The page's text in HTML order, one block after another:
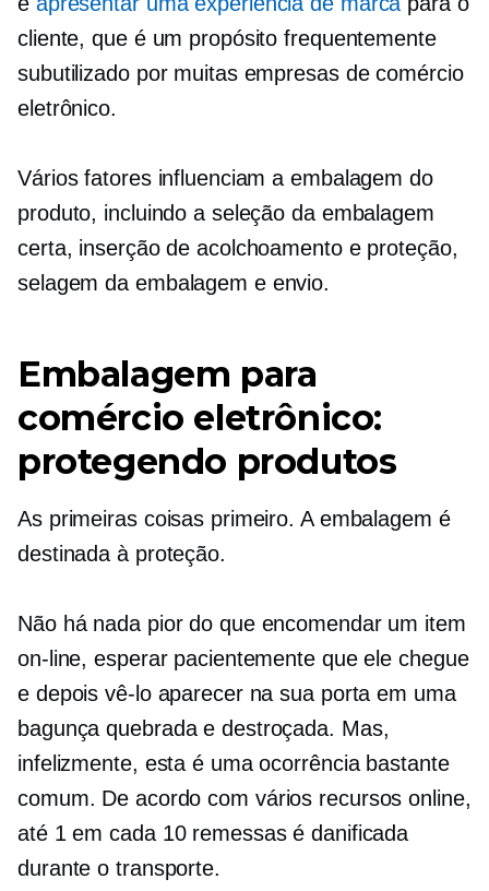
cliente, que é um propósito frequentemente
subutilizado por muitas empresas de comércio
eletrônico.
Vários fatores influenciam a embalagem do
produto, incluindo a seleção da embalagem
certa, inserção de acolchoamento e proteção,
selagem da embalagem e envio.
Embalagem para
comércio eletrônico:
protegendo produtos
As primeiras coisas primeiro. A embalagem é
destinada à proteção.
Não há nada pior do que encomendar um item
on-line, esperar pacientemente que ele chegue
e depois vê-lo aparecer na sua porta em uma
bagunça quebrada e destroçada. Mas,
infelizmente, esta é uma ocorrência bastante
comum. De acordo com vários recursos online,
até 1 em cada 10 remessas é danificada
durante o transporte.